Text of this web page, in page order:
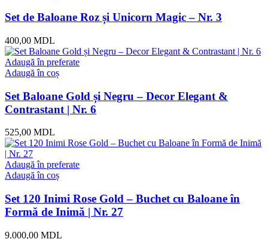
Set de Baloane Roz și Unicorn Magic – Nr. 3
400,00 MDL
Adaugă în preferate
Adaugă în coș
Set Baloane Gold și Negru – Decor Elegant &
Contrastant | Nr. 6
525,00 MDL
Adaugă în preferate
Adaugă în coș
Set 120 Inimi Rose Gold – Buchet cu Baloane în
Formă de Inimă | Nr. 27
9.000,00 MDL